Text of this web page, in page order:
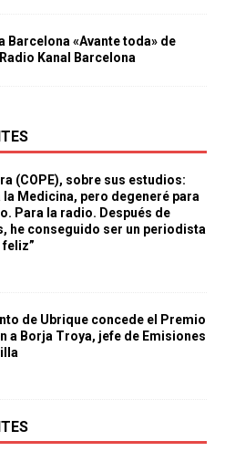
Barcelona «Avante toda» de
Kanal Barcelona
(COPE), sobre sus estudios:
la Medicina, pero degeneré para
Para la radio. Después de
he conseguido ser un periodista
de Ubrique concede el Premio
a Borja Troya, jefe de Emisiones